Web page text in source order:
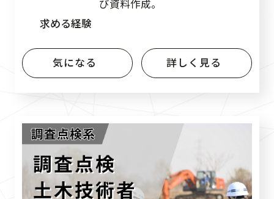
び資料作成。
求める経験
気になる 詳しく見る